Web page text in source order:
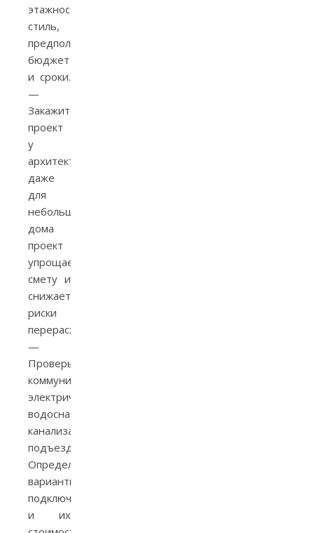
этажность,
стиль,
предполагаемый
бюджет
и сроки.
—
Закажите
проект
у
архитектора:
даже
для
небольшого
дома
проект
упрощает
смету и
снижает
риски
перерасхода.
—
Проверьте
коммуникации:
электричество,
водоснабжение,
канализация,
подъезд.
Определите
варианты
подключения
и их